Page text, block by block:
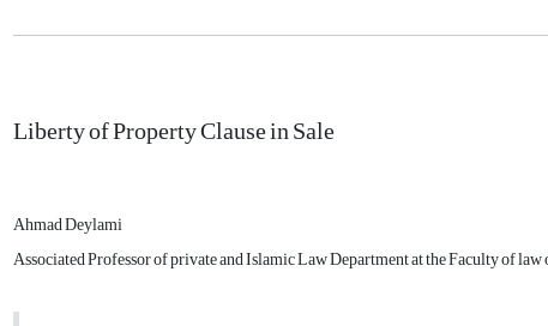
Liberty of Property Clause in Sale
Ahmad Deylami
Associated Professor of private and Islamic Law Department at the Faculty of